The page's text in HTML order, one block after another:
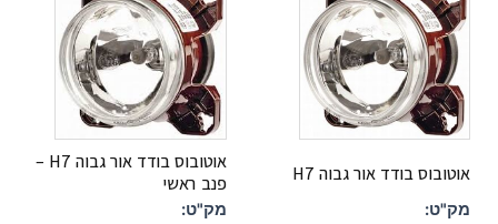
אוטובוס בודד אור גבוה H7
מק"ט:
אוטובוס בודד אור גבוה H7 –
פנב ראשי
מק"ט: